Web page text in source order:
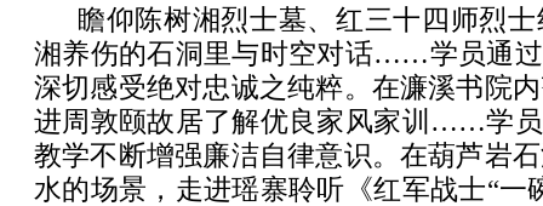
瞻仰陈树湘烈士墓、红三十四师烈
湘养伤的石洞里与时空对话……学员通过
深切感受绝对忠诚之纯粹。在濂溪书院
进周敦颐故居了解优良家风家训……学员
教学不断增强廉洁自律意识。在葫芦岩
水的场景，走进瑶寨聆听《红军战士“